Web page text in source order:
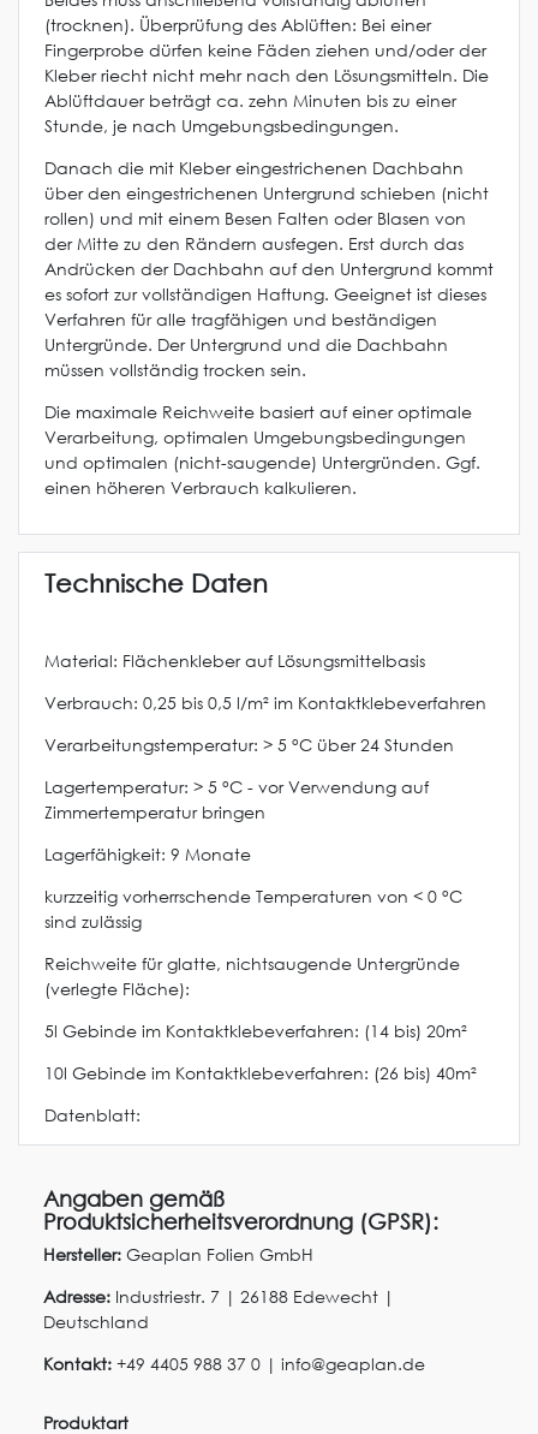
(trocknen). Überprüfung des Ablüften: Bei einer
Fingerprobe dürfen keine Fäden ziehen und/oder der
Kleber riecht nicht mehr nach den Lösungsmitteln. Die
Ablüftdauer beträgt ca. zehn Minuten bis zu einer
Stunde, je nach Umgebungsbedingungen.
Danach die mit Kleber eingestrichenen Dachbahn
über den eingestrichenen Untergrund schieben (nicht
rollen) und mit einem Besen Falten oder Blasen von
der Mitte zu den Rändern ausfegen. Erst durch das
Andrücken der Dachbahn auf den Untergrund kommt
es sofort zur vollständigen Haftung. Geeignet ist dieses
Verfahren für alle tragfähigen und beständigen
Untergründe. Der Untergrund und die Dachbahn
müssen vollständig trocken sein.
Die maximale Reichweite basiert auf einer optimale
Verarbeitung, optimalen Umgebungsbedingungen
und optimalen (nicht-saugende) Untergründen. Ggf.
einen höheren Verbrauch kalkulieren.
Technische Daten
Material: Flächenkleber auf Lösungsmittelbasis
Verbrauch: 0,25 bis 0,5 l/m² im Kontaktklebeverfahren
Verarbeitungstemperatur: > 5 °C über 24 Stunden
Lagertemperatur: > 5 °C - vor Verwendung auf
Zimmertemperatur bringen
Lagerfähigkeit: 9 Monate
kurzzeitig vorherrschende Temperaturen von < 0 °C
sind zulässig
Reichweite für glatte, nichtsaugende Untergründe
(verlegte Fläche):
5l Gebinde im Kontaktklebeverfahren: (14 bis) 20m²
10l Gebinde im Kontaktklebeverfahren: (26 bis) 40m²
Datenblatt:
Angaben gemäß
Produktsicherheitsverordnung (GPSR):
Hersteller: Geaplan Folien GmbH
Adresse: Industriestr. 7 | 26188 Edewecht |
Deutschland
Kontakt: +49 4405 988 37 0 | info@geaplan.de
Produktart